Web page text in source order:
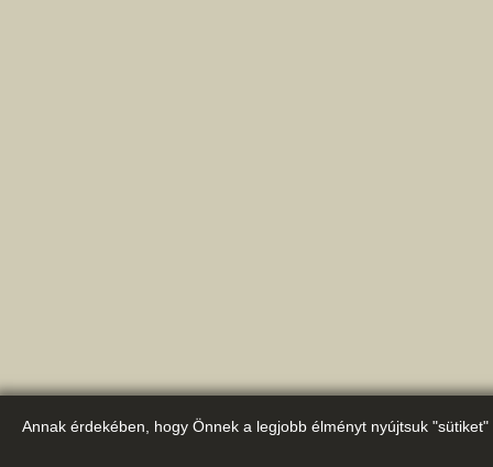
Annak érdekében, hogy Önnek a legjobb élményt nyújtsuk